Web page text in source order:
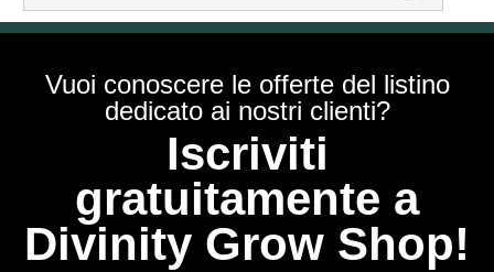
Vuoi conoscere le offerte del listino
dedicato ai nostri clienti?
Iscriviti
gratuitamente a
Divinity Grow Shop!